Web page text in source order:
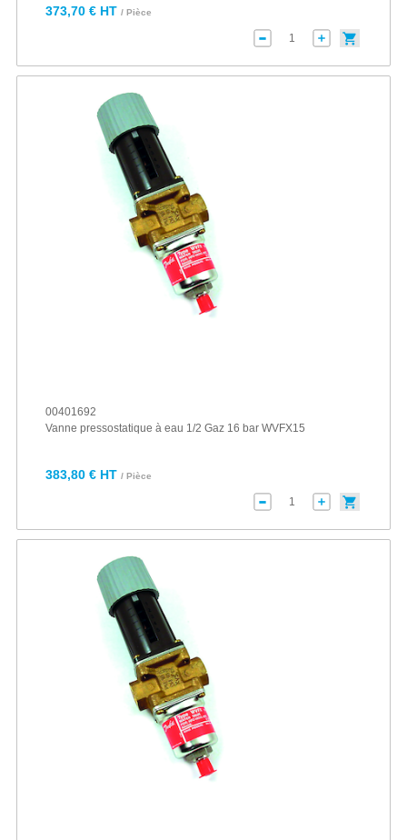
373,70 € HT / Pièce
00401692
Vanne pressostatique à eau 1/2 Gaz 16 bar WVFX15
383,80 € HT / Pièce